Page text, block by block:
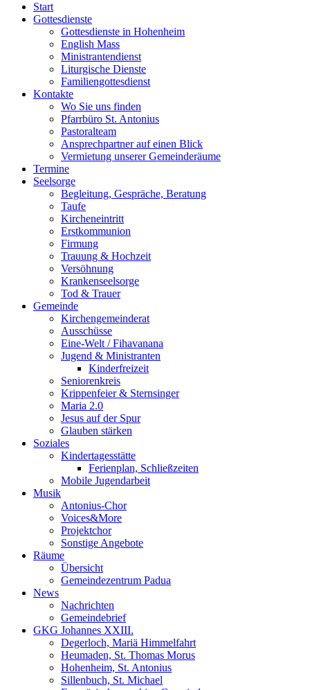
Start
Gottesdienste
Gottesdienste in Hohenheim
English Mass
Ministrantendienst
Liturgische Dienste
Familiengottesdienst
Kontakte
Wo Sie uns finden
Pfarrbüro St. Antonius
Pastoralteam
Ansprechpartner auf einen Blick
Vermietung unserer Gemeinderäume
Termine
Seelsorge
Begleitung, Gespräche, Beratung
Taufe
Kircheneintritt
Erstkommunion
Firmung
Trauung & Hochzeit
Versöhnung
Krankenseelsorge
Tod & Trauer
Gemeinde
Kirchengemeinderat
Ausschüsse
Eine-Welt / Fihavanana
Jugend & Ministranten
Kinderfreizeit
Seniorenkreis
Krippenfeier & Sternsinger
Maria 2.0
Jesus auf der Spur
Glauben stärken
Soziales
Kindertagesstätte
Ferienplan, Schließzeiten
Mobile Jugendarbeit
Musik
Antonius-Chor
Voices&More
Projektchor
Sonstige Angebote
Räume
Übersicht
Gemeindezentrum Padua
News
Nachrichten
Gemeindebrief
GKG Johannes XXIII.
Degerloch, Mariä Himmelfahrt
Heumaden, St. Thomas Morus
Hohenheim, St. Antonius
Sillenbuch, St. Michael